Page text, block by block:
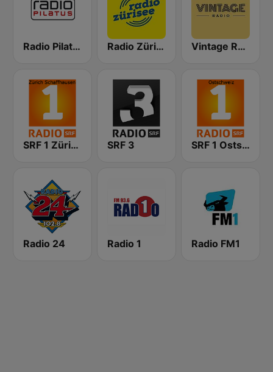
Radio Pilatus Radio Zürisee Vintage Radio
SRF 1 Zürich Schaffhausen SRF 3 SRF 1 Ostschweiz
Radio 24 Radio 1 Radio FM1